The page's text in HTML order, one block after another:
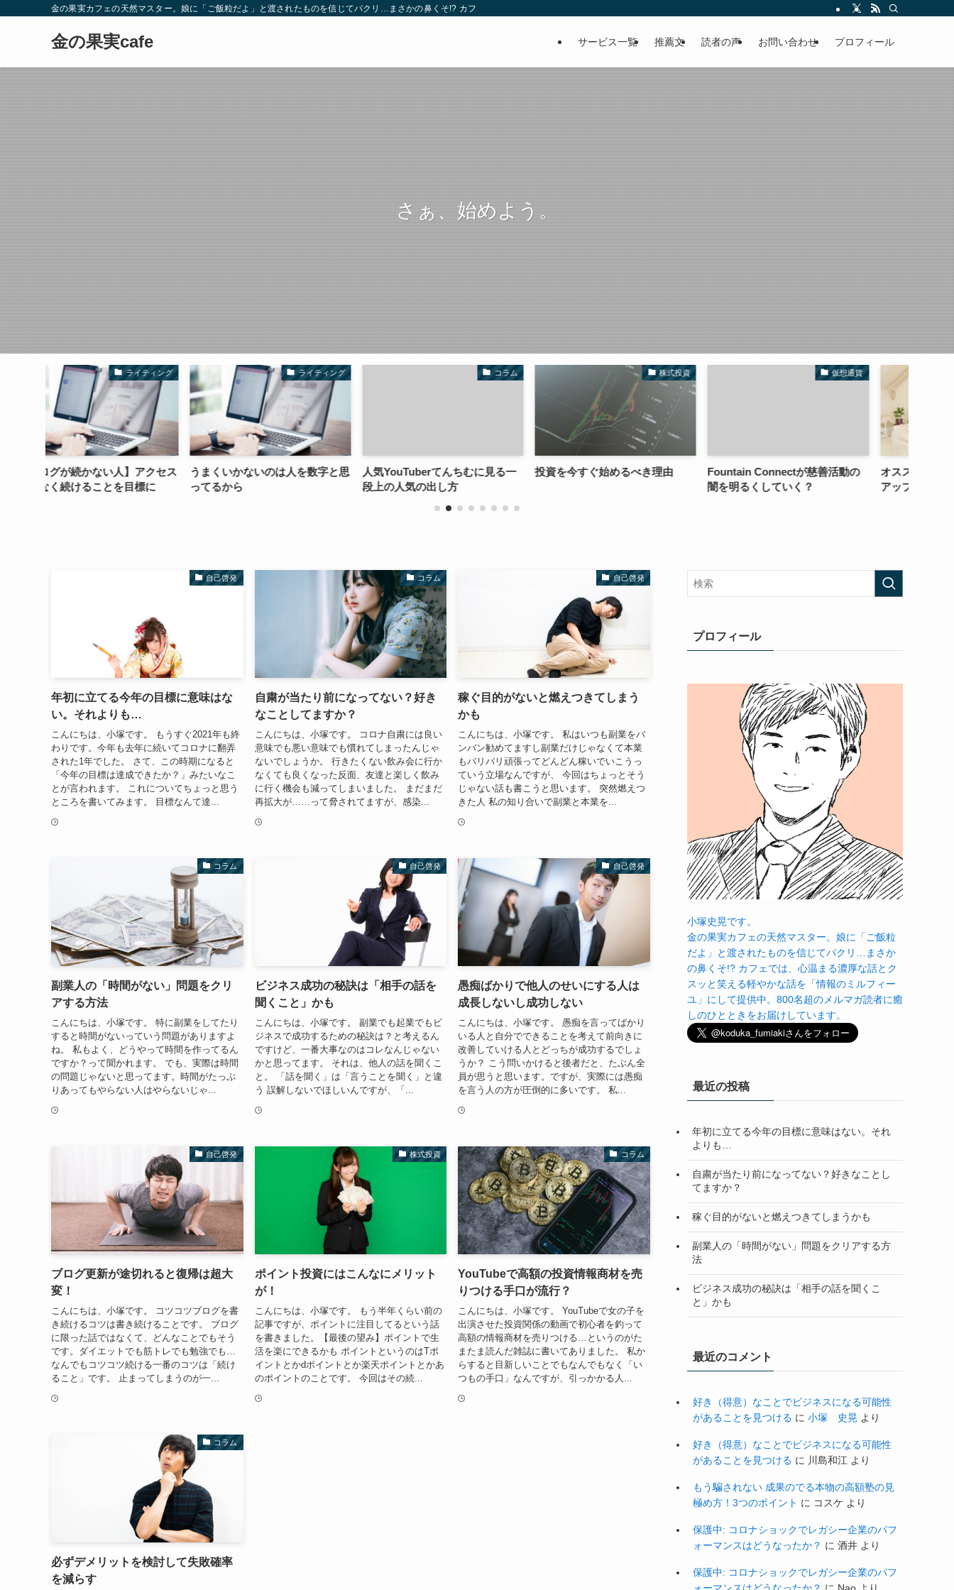
金の果実カフェの天然マスター。娘に「ご飯粒だよ」と渡されたものを信じてパクリ…まさかの鼻くそ!? カフェでは、心温まる濃厚な話とクスッと笑える軽やかな話を「情報のミルフィーユ」にして提供中。800名超のメルマガ読
金の果実cafe サービス一覧 推薦文 読者の声 お問い合わせ プロフィール
さぁ、始めよう。
アクセス
ライティング
うまくいかないのは人を数字と思
ってるから
人気YouTuberてんちむに見る一
段上の人気の出し方
投資を今すぐ始めるべき理由
Fountain Connectが慈善活動の
コーチング
オススメの５つの在宅副業で収入
アップと自由を手に入れよう！
自己啓発
年初に立てる今年の目標に意味はな
い。それよりも…
こんにちは、小塚です。 もうすぐ2021年も終
わりです。今年も去年に続いてコロナに翻弄
された1年でした。 さて、この時期になると
「今年の目標は達成できたか？」みたいなこ
とが言われます。 これについてちょっと思う
ところを書いてみます。 目標なんて達...
コラム
自粛が当たり前になってない？好き
なことしてますか？
こんにちは、小塚です。 コロナ自粛には良い
意味でも悪い意味でも慣れてしまったんじゃ
ないでしょうか。 行きたくない飲み会に行か
なくても良くなった反面、友達と楽しく飲み
に行く機会も減ってしまいました。 まだまだ
再拡大が……って脅されてますが、感染...
自己啓発
稼ぐ目的がないと燃えつきてしまう
かも
こんにちは、小塚です。 私はいつも副業をバ
ンバン勧めてますし副業だけじゃなくて本業
もバリバリ頑張ってどんどん稼いでいこうっ
ていう立場なんですが、 今回はちょっとそう
じゃない話も書こうと思います。 突然燃えつ
きた人 私の知り合いで副業と本業を...
コラム
副業人の「時間がない」問題をクリ
アする方法
こんにちは、小塚です。 特に副業をしてたり
すると時間がないっていう問題がありますよ
ね。 私もよく、どうやって時間を作ってるん
ですか？って聞かれます。 でも、実際は時間
の問題じゃないと思ってます。時間がたっぷ
りあってもやらない人はやらないじゃ...
自己啓発
ビジネス成功の秘訣は「相手の話を
聞くこと」かも
こんにちは、小塚です。 副業でも起業でもビ
ジネスで成功するための秘訣は？と考えるん
ですけど、一番大事なのはコレなんじゃない
かと思ってます。 それは、他人の話を聞くこ
と。 「話を聞く」は「言うことを聞く」と違
う 誤解しないでほしいんですが、「...
自己啓発
愚痴ばかりで他人のせいにする人は
成長しないし成功しない
こんにちは、小塚です。 愚痴を言ってばかり
いる人と自分でできることを考えて前向きに
改善していける人とどっちが成功するでしょ
うか？ こう問いかけると後者だと、たぶん全
員が思うと思います。ですが、実際には愚痴
を言う人の方が圧倒的に多いです。 私...
自己啓発
ブログ更新が途切れると復帰は超大
変！
こんにちは、小塚です。 コツコツブログを書
き続けるコツは書き続けることです。 ブログ
に限った話ではなくて、どんなことでもそう
です。ダイエットでも筋トレでも勉強でも…
なんでもコツコツ続ける一番のコツは「続け
ること」です。 止まってしまうのが一...
株式投資
ポイント投資にはこんなにメリット
が！
こんにちは、小塚です。 もう半年くらい前の
記事ですが、ポイントに注目してるという話
を書きました。【最後の望み】ポイントで生
活を楽にできるかも ポイントというのはTポ
イントとかdポイントとか楽天ポイントとかあ
のポイントのことです。 今回はその続...
コラム
YouTubeで高額の投資情報商材を売
りつける手口が流行？
こんにちは、小塚です。 YouTubeで女の子を
出演させた投資関係の動画で初心者を釣って
高額の情報商材を売りつける…というのがた
またま読んだ雑誌に書いてありました。 私か
らすると目新しいことでもなんでもなく「い
つもの手口」なんですが、引っかかる人...
コラム
必ずデメリットを検討して失敗確率
を減らす
プロフィール
小塚史晃です。
金の果実カフェの天然マスター。娘に「ご飯粒
だよ」と渡されたものを信じてパクリ…まさか
の鼻くそ!? カフェでは、心温まる濃厚な話とク
スッと笑える軽やかな話を「情報のミルフィー
ユ」にして提供中。800名超のメルマガ読者に癒
しのひとときをお届けしています。
最近の投稿
年初に立てる今年の目標に意味はない。それ
よりも…
自粛が当たり前になってない？好きなことし
てますか？
稼ぐ目的がないと燃えつきてしまうかも
副業人の「時間がない」問題をクリアする方
法
ビジネス成功の秘訣は「相手の話を聞くこ
と」かも
最近のコメント
好き（得意）なことでビジネスになる可能性
があることを見つける に 小塚 史晃 より
好き（得意）なことでビジネスになる可能性
があることを見つける に 川島和江 より
もう騙されない 成果のでる本物の高額塾の見
極め方！3つのポイント に コスケ より
保護中: コロナショックでレガシー企業のパフ
ォーマンスはどうなったか？ に 酒井 より
保護中: コロナショックでレガシー企業のパフ
ォーマンスはどうなったか？ に Nao より